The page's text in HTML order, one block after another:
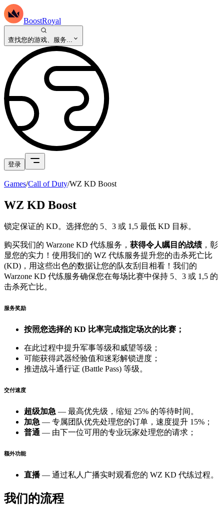
BoostRoyal
查找您的游戏、服务...
登录
Games/Call of Duty/WZ KD Boost
WZ KD Boost
锁定保证的 KD。选择您的 5、3 或 1,5 最低 KD 目标。
购买我们的 Warzone KD 代练服务， 获得令人瞩目的战绩，彰
显您的实力！使用我们的 WZ 代练服务提升您的击杀死亡比
(KD)，用这些出色的数据让您的队友刮目相看！我们的
Warzone KD 代练服务确保您在每场比赛中保持 5、3 或 1,5 的
击杀死亡比。
服务奖励
按照您选择的 KD 比率完成指定场次的比赛；
在此过程中提升军事等级和威望等级；
可能获得武器经验值和迷彩解锁进度；
推进战斗通行证 (Battle Pass) 等级。
交付速度
超级加急 — 最高优先级，缩短 25% 的等待时间。
加急 — 专属团队优先处理您的订单，速度提升 15%；
普通 — 由下一位可用的专业玩家处理您的请求；
额外功能
直播— 通过私人广播实时观看您的 WZ KD 代练过程。
我们的流程